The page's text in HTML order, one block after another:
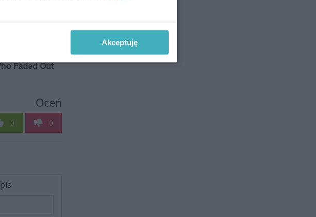
Oceń
0 0
Akceptuję